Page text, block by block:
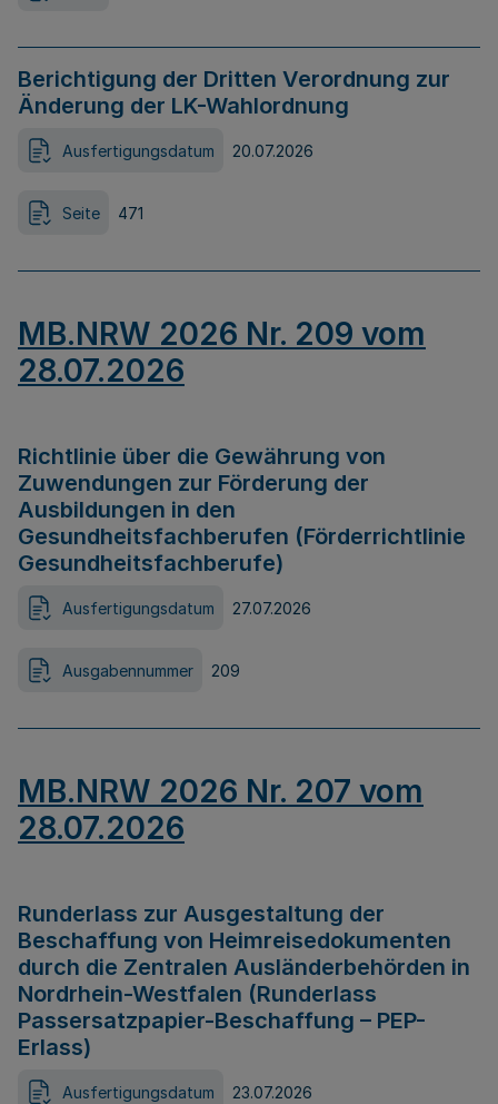
Berichtigung der Dritten Verordnung zur
Änderung der LK-Wahlordnung
Ausfertigungsdatum 20.07.2026
Seite 471
MB.NRW 2026 Nr. 209 vom
28.07.2026
Richtlinie über die Gewährung von
Zuwendungen zur Förderung der
Ausbildungen in den
Gesundheitsfachberufen (Förderrichtlinie
Gesundheitsfachberufe)
Ausfertigungsdatum 27.07.2026
Ausgabennummer 209
MB.NRW 2026 Nr. 207 vom
28.07.2026
Runderlass zur Ausgestaltung der
Beschaffung von Heimreisedokumenten
durch die Zentralen Ausländerbehörden in
Nordrhein-Westfalen (Runderlass
Passersatzpapier-Beschaffung – PEP-
Erlass)
Ausfertigungsdatum 23.07.2026